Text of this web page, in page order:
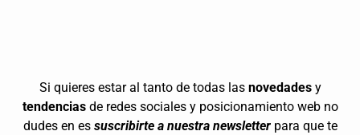
Si quieres estar al tanto de todas las novedadesy
tendenciasde redes sociales y posicionamiento web no
dudes en es suscribirte a nuestra newsletterpara que te